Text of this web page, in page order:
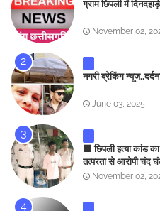
ग्राम छिपली में
November 02,
नगरी ब्रेकिंग
June 03, 2025
🟥 छिपली हत्या कांड
तत्परता से आरोपी चंद
November 02,